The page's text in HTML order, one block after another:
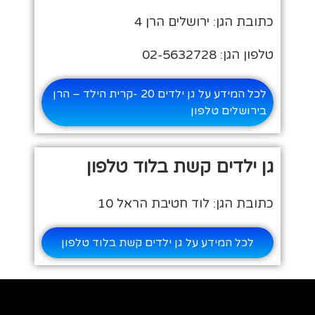
כתובת הגן: ירושלים הרן 4
טלפון הגן: 02-5632728
לכל המידע על גן ילדים 20 -קרית הילד – הרן
בירושלים טלפון
גן ילדים קשת בלוד טלפון
כתובת הגן: לוד חטיבת הראל 10
לכל המידע על גן ילדים קשת בלוד טלפון